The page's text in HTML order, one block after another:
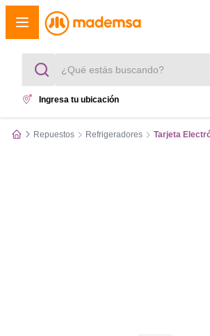
¿Qué estás buscando?
Ingresa tu ubicación
Repuestos Refrigeradores Tarjeta